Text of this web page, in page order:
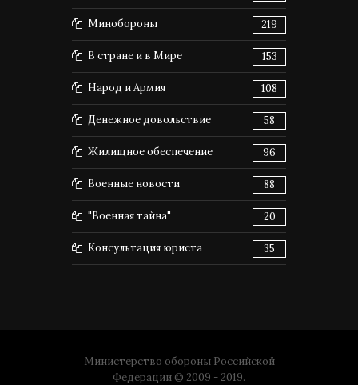
Минобороны 219
В стране и в Мире 153
Народ и Армия 108
Денежное довольствие 58
Жилищное обеспечение 96
Военные новости 88
"Военная тайна" 20
Консультация юриста 35
Министерство обороны Российской
Федерации © 2009 - 2019.